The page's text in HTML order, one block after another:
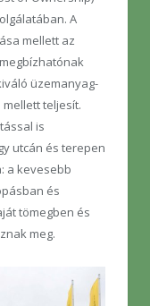
A
mellett az
üzemanyag-
teljesít.
is
utcán és terepen
a kevesebb
és
tömegben és
meg.